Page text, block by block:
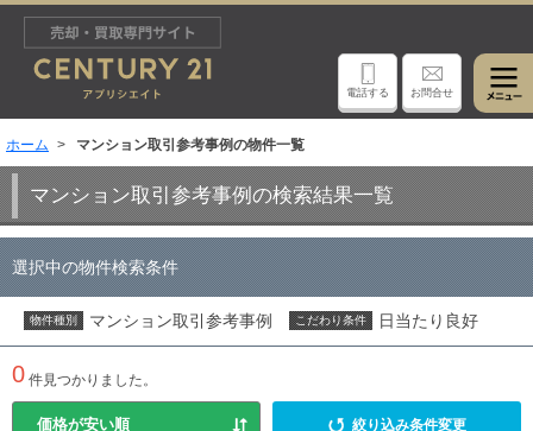
電話する お問合せ
ホーム マンション取引参考事例の物件一覧
マンション取引参考事例の検索結果一覧
選択中の物件検索条件
物件種別 マンション取引参考事例 こだわり条件 日当たり良好
0 件見つかりました。
絞り込み条件変更